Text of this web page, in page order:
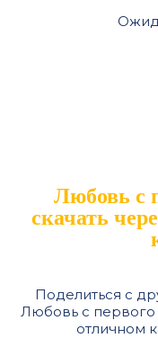
Любовь с
скачать
Поделиться с
Любовь с первого
отличном